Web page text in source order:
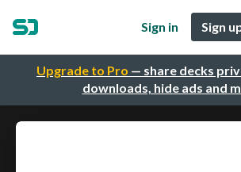
Upgrade to Pro — share decks
downloads, hide ads and
Sign in Sign